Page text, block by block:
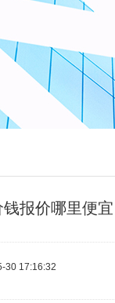
报价哪里便宜
30 17:16:32